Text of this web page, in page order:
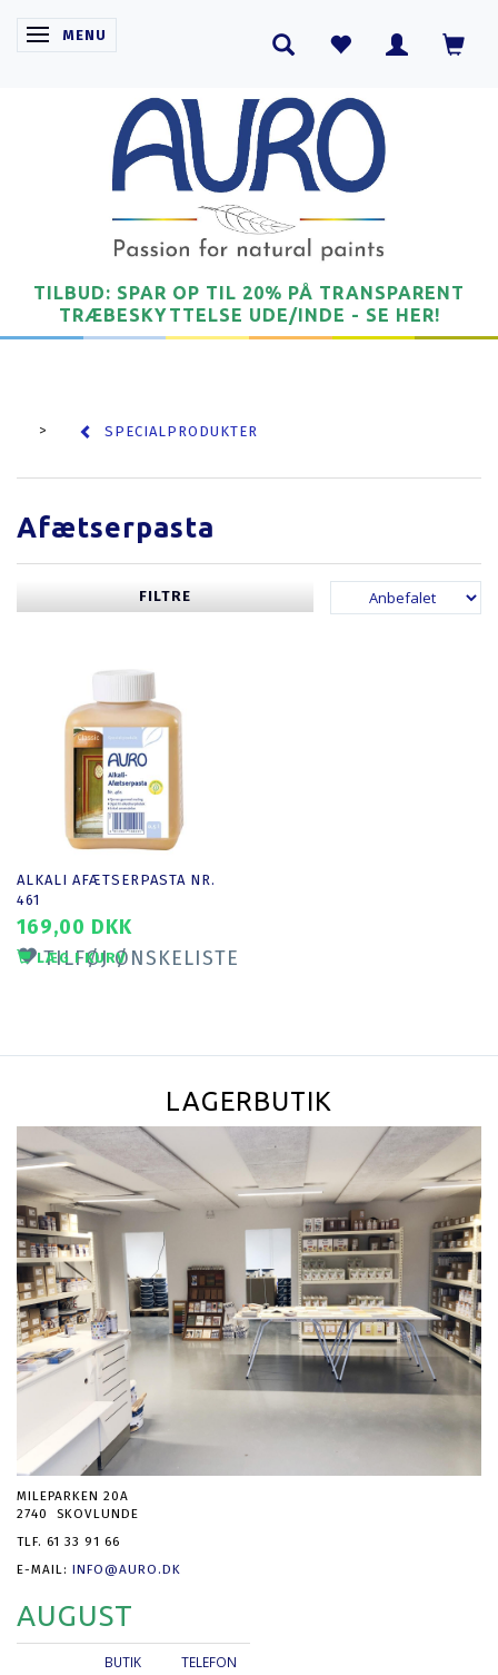
SKIFTE NAVIGATION
MENU
TILBUD: SPAR OP TIL 20% PÅ TRANSPARENT
TRÆBESKYTTELSE UDE/INDE - SE HER!
SPECIALPRODUKTER
Afætserpasta
FILTRE
ALKALI AFÆTSERPASTA NR.
461
169,00 DKK
LÆG I KURV
TILFØJ ØNSKELISTE
LAGERBUTIK
MILEPARKEN 20A
2740 SKOVLUNDE
TLF. 61 33 91 66
E-MAIL: INFO@AURO.DK
AUGUST
BUTIK TELEFON